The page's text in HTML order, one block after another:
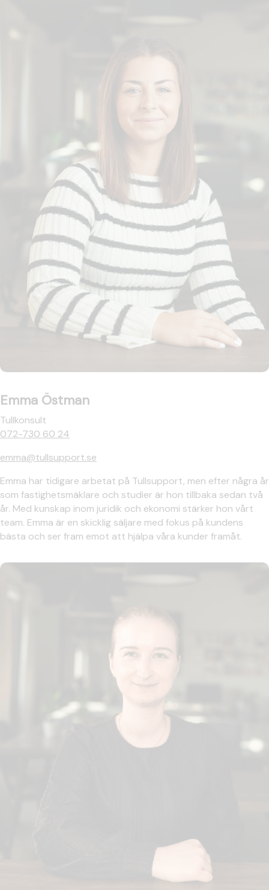
Emma Östman
Tullkonsult
072-730 60 24
emma@tullsupport.se
Emma har tidigare arbetat på Tullsupport, men efter några år
som fastighetsmäklare och studier är hon tillbaka sedan två
år. Med kunskap inom juridik och ekonomi stärker hon vårt
team. Emma är en skicklig säljare med fokus på kundens
bästa och ser fram emot att hjälpa våra kunder framåt.